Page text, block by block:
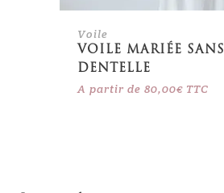
Voile
VOILE MARIÉE SANS
DENTELLE
A partir de 80,00€ TTC